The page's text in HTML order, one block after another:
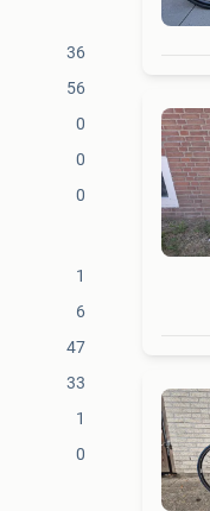
36
56
0
0
0
1
6
47
33
1
0